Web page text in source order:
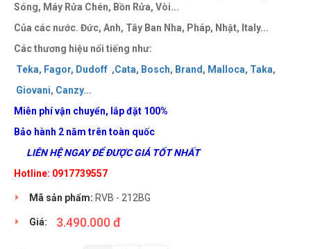
Sóng, Máy Rửa Chén, Bồn Rửa, Vòi...
Của các nước. Đức, Anh, Tây Ban Nha, Pháp, Nhật, Italy...
Các thương hiệu nổi tiếng như:
Teka, Fagor, Dudoff ,Cata, Bosch, Brand , Malloca, Taka,
Giovani, Canzy...
Miễn phí vận chuyển, lắp đặt 100%
Bảo hành 2 năm trên toàn quốc
LIÊN HỆ NGAY ĐỂ ĐƯỢC GIÁ TỐT NHẤT
Hotline: 0917739557
Mã sản phẩm: RVB - 212BG
Giá: 3.490.000 đ